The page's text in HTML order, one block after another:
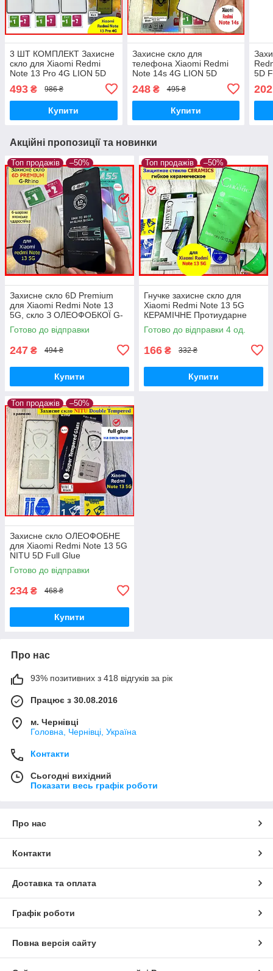
3 ШТ КОМПЛЕКТ Захисне
скло для Xiaomi Redmi
Note 13 Pro 4G LION 5D
повноекранне на редмі
нот 13про
493 ₴ 986 ₴
Купити
Захисне скло для
телефона Xiaomi Redmi
Note 14s 4G LION 5D
протиударне броньоване
на редмі нот 14с
248₴ 495 ₴
Купити
5D
202
Акційні пропозиції та новинки
Топ продажів –50%
Захисне скло 6D Premium
для Xiaomi Redmi Note 13
5G, скло З ОЛЕОФОБКОЇ G-
Rhino на ксяоміредмі нот 13
5 г
Готово до відправки
247 ₴ 494 ₴
Купити
Топ продажів –50%
Гнучке захисне скло для
Xiaomi Redmi Note 13 5G
КЕРАМІЧНЕ Протиударне
плівка на телефон Ксіомі
Редмі Нот 13 5г
Готово до відправки 4 од.
166 ₴ 332 ₴
Купити
Топ продажів –50%
Захисне скло ОЛЕОФОБНЕ
для Xiaomi Redmi Note 13 5G
NITU 5D Full Glue
Протиударне на телефон
редмі нот 13 5г
Готово до відправки
234 ₴ 468 ₴
Купити
Про нас
93% позитивних з 418 відгуків за рік
Працює з 30.08.2016
м. Чернівці
Головна, Чернівці, Україна
Контакти
Сьогодні вихідний
Показати весь графік роботи
Про нас
Контакти
Доставка та оплата
Графік роботи
Повна версія сайту